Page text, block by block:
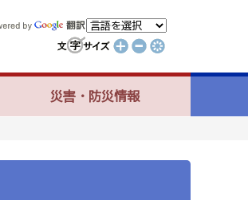
災害・防災情報